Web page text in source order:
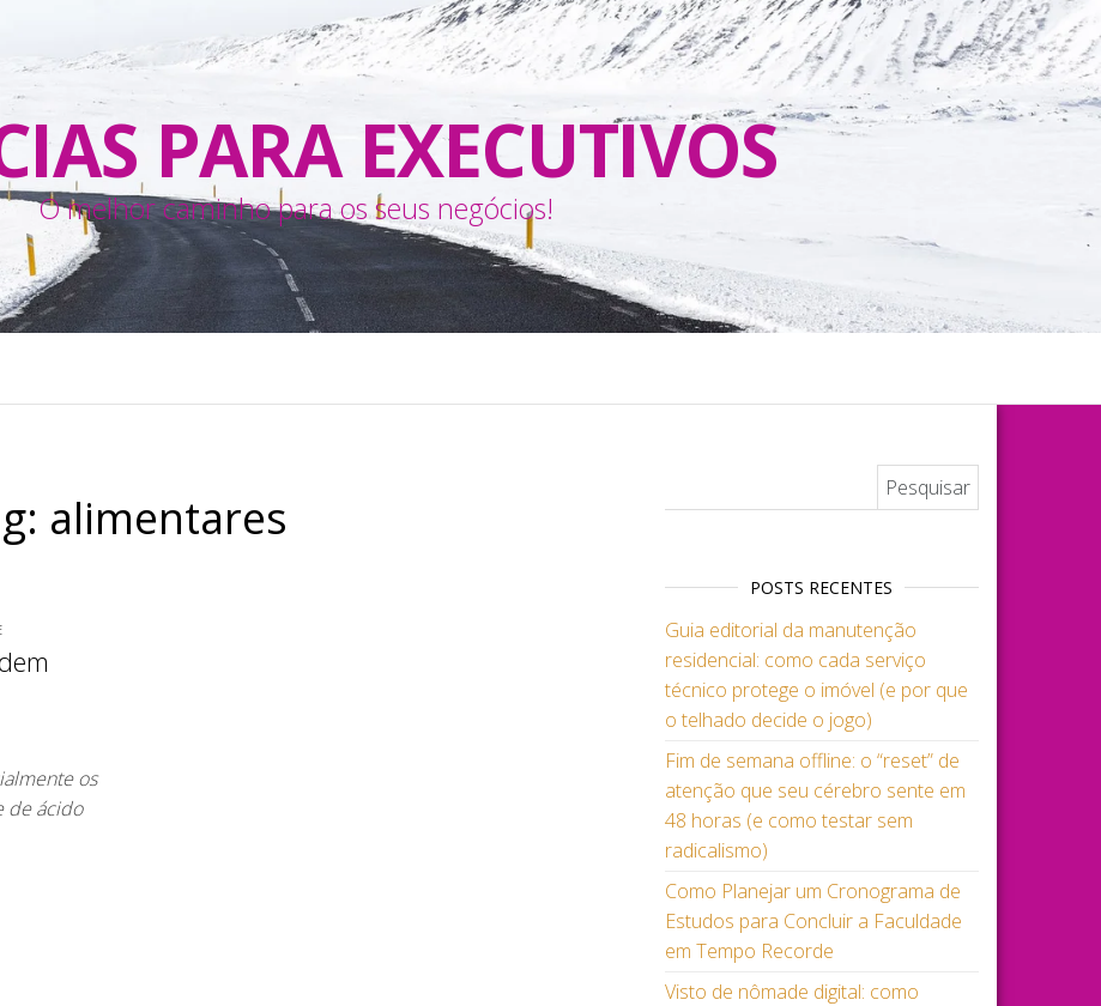
PARA EXECUTIVOS
O melhor caminho para os seus negócios!
alimentares
os
de ácido
POSTS RECENTES
Guia editorial da manutenção
residencial: como cada serviço
técnico protege o imóvel (e por que
o telhado decide o jogo)
Fim de semana offline: o “reset” de
atenção que seu cérebro sente em
48 horas (e como testar sem
radicalismo)
Como Planejar um Cronograma de
Estudos para Concluir a Faculdade
em Tempo Recorde
Visto de nômade digital: como